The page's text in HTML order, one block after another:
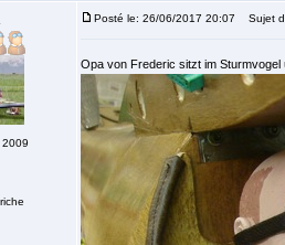
2009
Posté le: 26/06/2017 20:07 Sujet
Opa von Frederic sitzt im